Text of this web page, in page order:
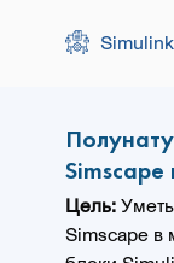
Simulink
Цель:
Simscape в